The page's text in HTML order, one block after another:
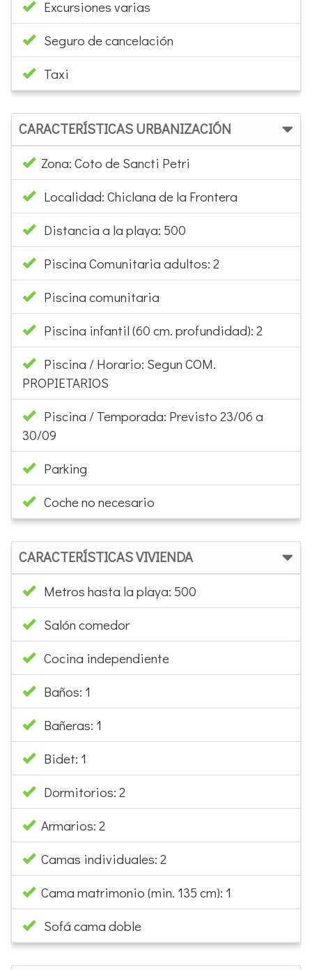
Excursiones varias
Seguro de cancelación
Taxi
CARACTERÍSTICAS URBANIZACIÓN
Zona: Coto de Sancti Petri
Localidad: Chiclana de la Frontera
Distancia a la playa: 500
Piscina Comunitaria adultos: 2
Piscina comunitaria
Piscina infantil (60 cm. profundidad): 2
Piscina / Horario: Segun COM.
PROPIETARIOS
Piscina / Temporada: Previsto 23/06 a
30/09
Parking
Coche no necesario
CARACTERÍSTICAS VIVIENDA
Metros hasta la playa: 500
Salón comedor
Cocina independiente
Baños: 1
Bañeras: 1
Bidet: 1
Dormitorios: 2
Armarios: 2
Camas individuales: 2
Cama matrimonio (min. 135 cm): 1
Sofá cama doble